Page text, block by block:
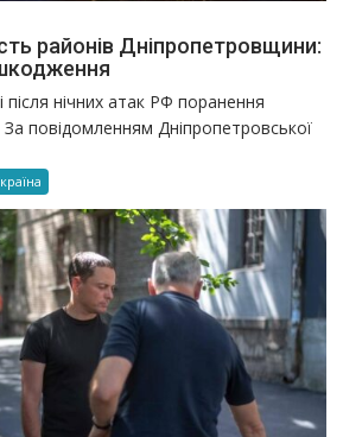
районів Дніпропетровщини:
нічних атак РФ поранення
повідомленням Дніпропетровської